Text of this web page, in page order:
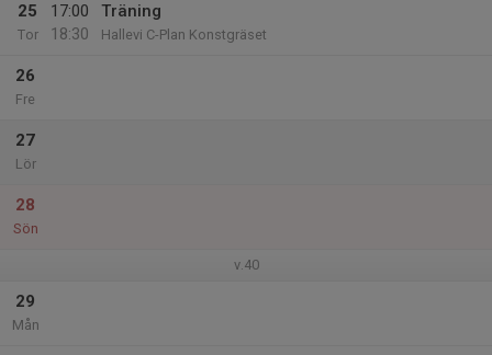
25
Tor
17:00
18:30
Träning
Hallevi C-Plan Konstgräset
26
Fre
27
Lör
28
Sön
v.40
29
Mån